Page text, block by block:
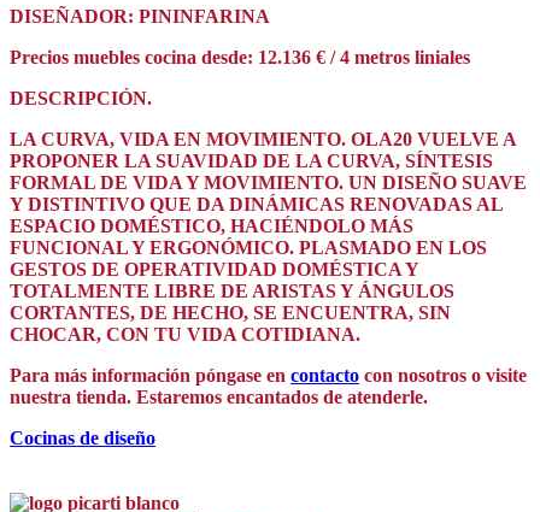
DISEÑADOR: PININFARINA
Precios muebles cocina desde: 12.136 € / 4 metros liniales
DESCRIPCIÓN.
LA CURVA, VIDA EN MOVIMIENTO. OLA20 VUELVE A
PROPONER LA SUAVIDAD DE LA CURVA, SÍNTESIS
FORMAL DE VIDA Y MOVIMIENTO. UN DISEÑO SUAVE
Y DISTINTIVO QUE DA DINÁMICAS RENOVADAS AL
ESPACIO DOMÉSTICO, HACIÉNDOLO MÁS
FUNCIONAL Y ERGONÓMICO. PLASMADO EN LOS
GESTOS DE OPERATIVIDAD DOMÉSTICA Y
TOTALMENTE LIBRE DE ARISTAS Y ÁNGULOS
CORTANTES, DE HECHO, SE ENCUENTRA, SIN
CHOCAR, CON TU VIDA COTIDIANA.
Para más información póngase en contacto con nosotros o visite
nuestra tienda. Estaremos encantados de atenderle.
Cocinas de diseño